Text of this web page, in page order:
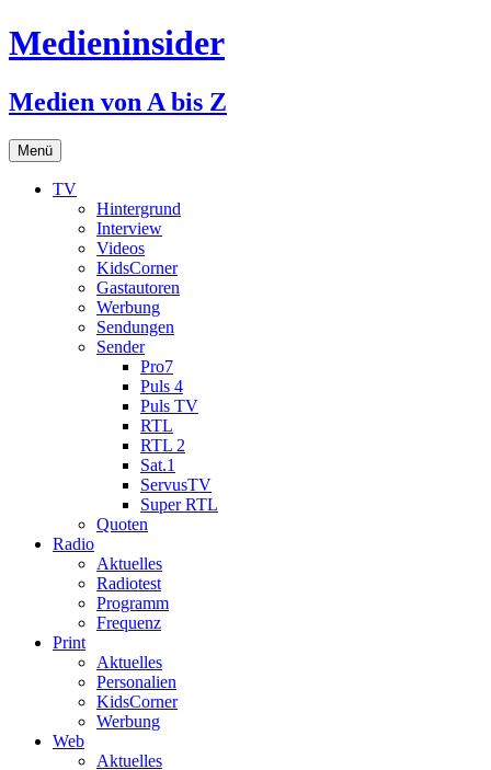
Medieninsider
Medien von A bis Z
Menü Zum
Inhalt
springen
TV
Hintergrund
Interview
Videos
KidsCorner
Gastautoren
Werbung
Sendungen
Sender
Pro7
Puls 4
Puls TV
RTL
RTL 2
Sat.1
ServusTV
Super RTL
Quoten
Radio
Aktuelles
Radiotest
Programm
Frequenz
Print
Aktuelles
Personalien
KidsCorner
Werbung
Web
Aktuelles